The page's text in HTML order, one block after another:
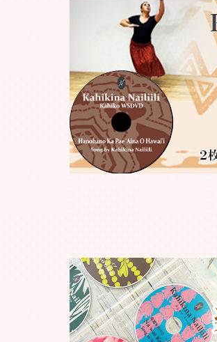
2022.04.03
2022.04.02
2022.03.27
2022.03.26
2022.03.21
2022.03.13
2022.03.13